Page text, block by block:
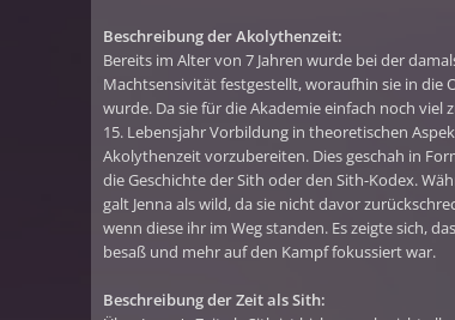
Beschreibung der Akolythenzeit:
Bereits im Alter von 7 Jahren wurde bei der
Machtsensivität festgestellt, woraufhin sie in die
wurde. Da sie für die Akademie einfach noch viel
15. Lebensjahr Vorbildung in theoretischen
Akolythenzeit vorzubereiten. Dies geschah in
die Geschichte der Sith oder den Sith-Kodex.
galt Jenna als wild, da sie nicht davor
wenn diese ihr im Weg standen. Es zeigte sich,
besaß und mehr auf den Kampf fokussiert war.
Beschreibung der Zeit als Sith: